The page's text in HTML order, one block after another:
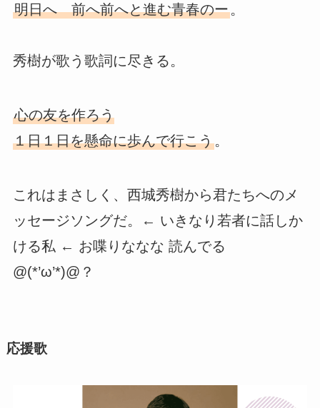
明日へ 前へ前へと進む青春のー。
秀樹が歌う歌詞に尽きる。
心の友を作ろう
１日１日を懸命に歩んで行こう。
これはまさしく、西城秀樹から君たちへのメ
ッセージソングだ。← いきなり若者に話しか
ける私 ← お喋りななな 読んでる
@(*’ω’*)@？
応援歌